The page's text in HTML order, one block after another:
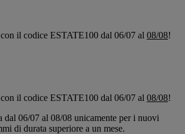
con il codice ESTATE100 dal 06/07 al 08/08!
con il codice ESTATE100 dal 06/07 al 08/08!
dal 06/07 al 08/08 unicamente per i nuovi
di durata superiore a un mese.